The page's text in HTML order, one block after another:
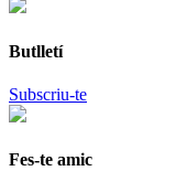
Butlletí
Subscriu-te
Fes-te amic